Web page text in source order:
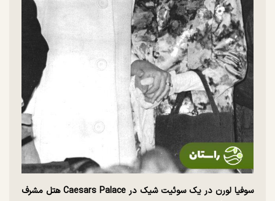
سوفیا لورن در یک سوئیت شیک در Caesars Palace هتل مشرف